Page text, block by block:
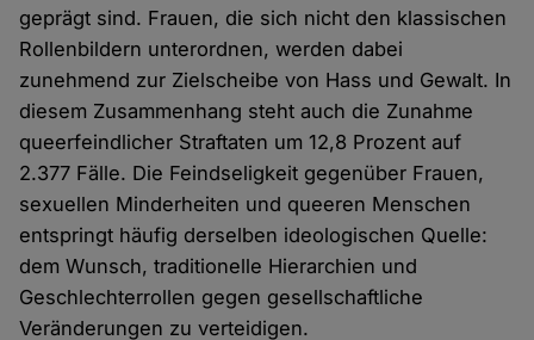
geprägt sind. Frauen, die sich nicht den klassischen
Rollenbildern unterordnen, werden dabei
zunehmend zur Zielscheibe von Hass und Gewalt. In
diesem Zusammenhang steht auch die Zunahme
queerfeindlicher Straftaten um 12,8 Prozent auf
2.377 Fälle. Die Feindseligkeit gegenüber Frauen,
sexuellen Minderheiten und queeren Menschen
entspringt häufig derselben ideologischen Quelle:
dem Wunsch, traditionelle Hierarchien und
Geschlechterrollen gegen gesellschaftliche
Veränderungen zu verteidigen.